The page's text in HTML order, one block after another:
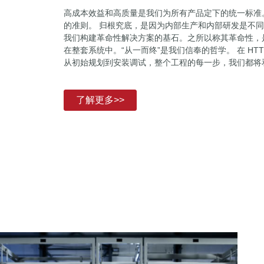
高成本效益和高质量是我们为所有产品定下的统一标
的准则。 归根究底，是因为内部生产和内部研发是不
我们构建革命性解决方案的基石。之所以称其革命性
在整套系统中。“从一而终”是我们信奉的哲学。 在
从初始规划到安装调试，整个工程的每一步，我们都
了解更多>>